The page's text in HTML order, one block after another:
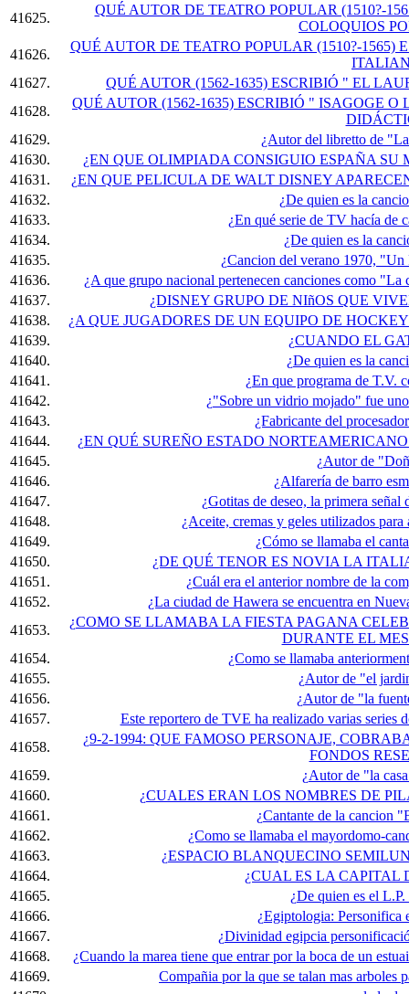
41625.
QUÉ AUTOR DE TEATRO POPULAR (1510?-
COLOQUIOS
41626.
QUÉ AUTOR DE TEATRO POPULAR (1510?-
41627.
QUÉ AUTOR (1562-1635) ESCRIBIÓ " EL
41628.
QUÉ AUTOR (1562-1635) ESCRIBIÓ " ISAGOGE
41629.
¿Autor del libretto de
41630.
¿EN QUE OLIMPIADA CONSIGUIO ESPAÑA
41631.
¿EN QUE PELICULA DE WALT DISNEY
41632.
¿De quien es la
41633.
¿En qué serie de TV hacía de
41634.
¿De quien es la
41635.
¿Cancion del verano 1970,
41636.
¿A que grupo nacional pertenecen canciones como
41637.
¿DISNEY GRUPO DE NIñOS QUE
41638.
¿A QUE JUGADORES DE UN EQUIPO DE
41639.
¿CUANDO EL
41640.
¿De quien es la
41641.
¿En que programa de T.V.
41642.
¿"Sobre un vidrio mojado" fue
41643.
¿Fabricante del
41644.
¿EN QUÉ SUREÑO ESTADO
41645.
¿Autor de
41646.
¿Alfarería de barro
41647.
¿Gotitas de deseo, la primera
41648.
¿Aceite, cremas y geles utilizados
41649.
¿Cómo se llamaba el
41650.
¿DE QUÉ TENOR ES NOVIA LA
41651.
¿Cuál era el anterior nombre de la
41652.
¿La ciudad de Hawera se encuentra en
41653.
¿COMO SE LLAMABA LA FIESTA PAGANA
DURANTE EL
41654.
¿Como se llamaba
41655.
¿Autor de "el
41656.
¿Autor de "la
41657.
Este reportero de TVE ha realizado varias series
41658.
¿9-2-1994: QUE FAMOSO PERSONAJE,
FONDOS
41659.
¿Autor de "la
41660.
¿CUALES ERAN LOS NOMBRES DE
41661.
¿Cantante de la cancion
41662.
¿Como se llamaba el mayordomo-
41663.
¿ESPACIO BLANQUECINO
41664.
¿CUAL ES LA CAPITAL
41665.
¿De quien es el
41666.
¿Egiptologia: Personifica
41667.
¿Divinidad egipcia
41668.
¿Cuando la marea tiene que entrar por la boca de un
41669.
Compañia por la que se talan mas arboles